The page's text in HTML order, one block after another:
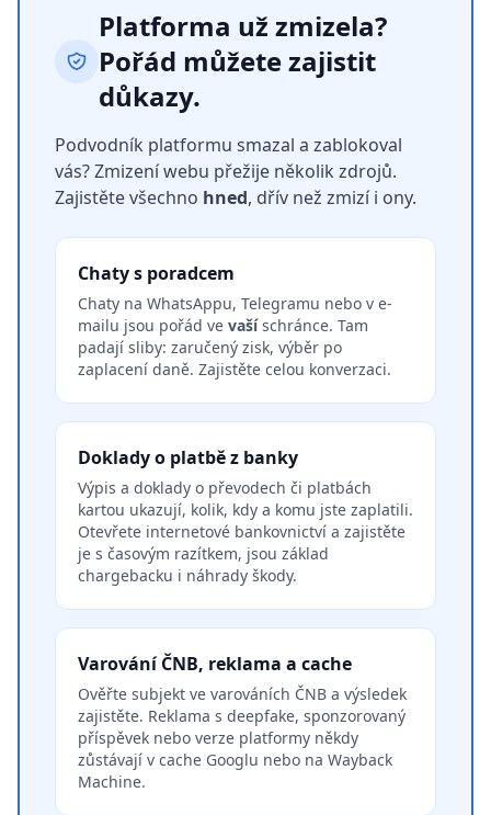
Platforma už zmizela?
Pořád můžete zajistit
důkazy.
Podvodník platformu smazal a zablokoval
vás? Zmizení webu přežije několik zdrojů.
Zajistěte všechno hned, dřív než zmizí i ony.
Chaty s poradcem
Chaty na WhatsAppu, Telegramu nebo v e-
mailu jsou pořád ve vašíschránce. Tam
padají sliby: zaručený zisk, výběr po
zaplacení daně. Zajistěte celou konverzaci.
Doklady o platbě z banky
Výpis a doklady o převodech či platbách
kartou ukazují, kolik, kdy a komu jste zaplatili.
Otevřete internetové bankovnictví a zajistěte
je s časovým razítkem, jsou základ
chargebacku i náhrady škody.
Varování ČNB, reklama a cache
Ověřte subjekt ve varováních ČNB a výsledek
zajistěte. Reklama s deepfake, sponzorovaný
příspěvek nebo verze platformy někdy
zůstávají v cache Googlu nebo na Wayback
Machine.